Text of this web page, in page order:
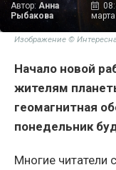
Автор: Анна
Рыбакова
Изображение ©
Начало новой
жителям
геомагнитная
понедельник
Многие читатели